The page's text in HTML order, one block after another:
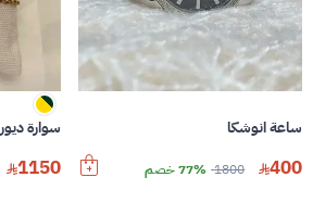
ساعة انوشكا
400
1800 77% خصم
سوارة ديور
1150